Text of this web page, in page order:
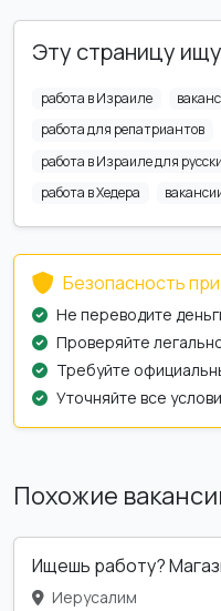
Эту страницу
работа в Израиле
работа для репатриантов
работа в Израиле для
работа в Хедера
Безопасность
Не переводите
Проверяйте
Требуйте
Уточняйте все
Похожие
Ищешь работу?
Иерусалим